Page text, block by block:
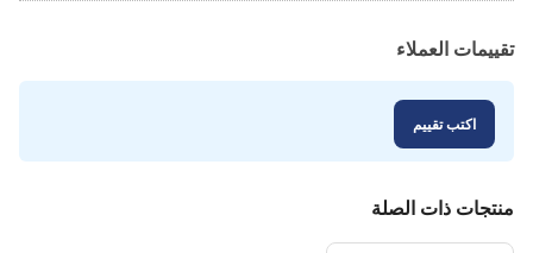
تقييمات العملاء
اكتب تقييم
منتجات ذات الصلة